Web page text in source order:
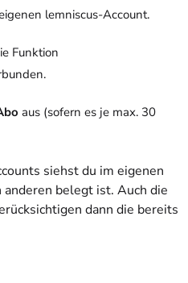
lemniscus-Account.
Funktion
aus (sofern es je max. 30
siehst du im eigenen
anderen belegt ist. Auch die
dann die bereits